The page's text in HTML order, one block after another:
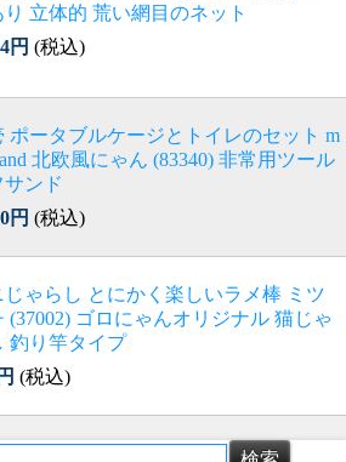
り 立体的 荒い網目のネット
円 (税込)
ポータブルケージとトイレのセット m
北欧風にゃん (83340) 非常用ツール
サンド
円 (税込)
じゃらし とにかく楽しいラメ棒 ミツ
(37002) ゴロにゃんオリジナル 猫じゃ
釣り竿タイプ
(税込)